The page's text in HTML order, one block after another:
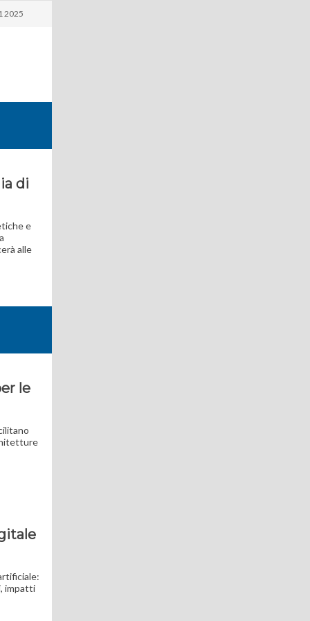
2025
di
e
alle
le
impatti